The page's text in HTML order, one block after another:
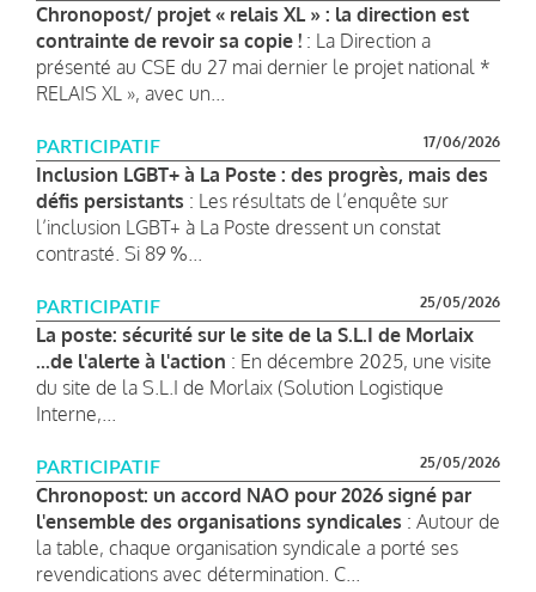
Chronopost/ projet « relais XL » : la direction est
contrainte de revoir sa copie ! : La Direction a
présenté au CSE du 27 mai dernier le projet national *
RELAIS XL », avec un...
PARTICIPATIF 17/06/2026
Inclusion LGBT+ à La Poste : des progrès, mais des
défis persistants : Les résultats de l’enquête sur
l’inclusion LGBT+ à La Poste dressent un constat
contrasté. Si 89 %...
PARTICIPATIF 25/05/2026
La poste: sécurité sur le site de la S.L.I de Morlaix
...de l'alerte à l'action : En décembre 2025, une visite
du site de la S.L.I de Morlaix (Solution Logistique
Interne,...
PARTICIPATIF 25/05/2026
Chronopost: un accord NAO pour 2026 signé par
l'ensemble des organisations syndicales : Autour de
la table, chaque organisation syndicale a porté ses
revendications avec détermination. C...